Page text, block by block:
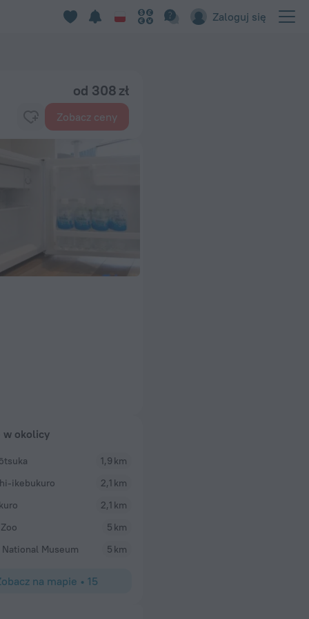
Zaloguj się
od 308 zł
Zobacz ceny
w okolicy
1,9 km
ikebukuro
2,1 km
2,1 km
5 km
National Museum
5 km
na mapie • 15